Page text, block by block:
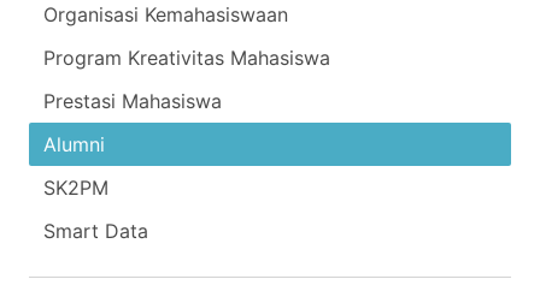
Organisasi Kemahasiswaan
Program Kreativitas Mahasiswa
Prestasi Mahasiswa
Alumni
SK2PM
Smart Data